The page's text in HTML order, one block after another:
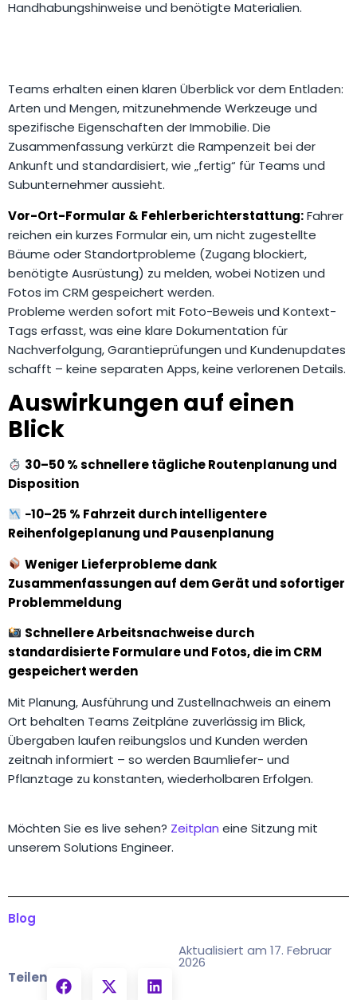
Handhabungshinweise und benötigte Materialien.
Teams erhalten einen klaren Überblick vor dem Entladen:
Arten und Mengen, mitzunehmende Werkzeuge und
spezifische Eigenschaften der Immobilie. Die
Zusammenfassung verkürzt die Rampenzeit bei der
Ankunft und standardisiert, wie „fertig“ für Teams und
Subunternehmer aussieht.
Vor-Ort-Formular & Fehlerberichterstattung:Fahrer
reichen ein kurzes Formular ein, um nicht zugestellte
Bäume oder Standortprobleme (Zugang blockiert,
benötigte Ausrüstung) zu melden, wobei Notizen und
Fotos im CRM gespeichert werden.
Probleme werden sofort mit Foto-Beweis und Kontext-
Tags erfasst, was eine klare Dokumentation für
Nachverfolgung, Garantieprüfungen und Kundenupdates
schafft – keine separaten Apps, keine verlorenen Details.
Auswirkungen auf einen
Blick
30–50 % schnellere tägliche Routenplanung und
Disposition
−10–25 % Fahrzeit durch intelligentere
Reihenfolgeplanung und Pausenplanung
Weniger Lieferprobleme dank
Zusammenfassungen auf dem Gerät und sofortiger
Problemmeldung
Schnellere Arbeitsnachweise durch
standardisierte Formulare und Fotos, die im CRM
gespeichert werden
Mit Planung, Ausführung und Zustellnachweis an einem
Ort behalten Teams Zeitpläne zuverlässig im Blick,
Übergaben laufen reibungslos und Kunden werden
zeitnah informiert – so werden Baumliefer- und
Pflanztage zu konstanten, wiederholbaren Erfolgen.
Möchten Sie es live sehen? Zeitplan eine Sitzung mit
unserem Solutions Engineer.
Blog
Aktualisiert am 17. Februar
2026
Teilen